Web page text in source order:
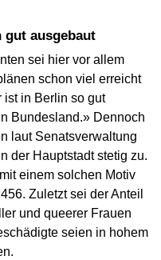
gut ausgebaut
sei hier vor allem
schon viel erreicht
ist in Berlin so gut
Bundesland.» Dennoch
laut Senatsverwaltung
der Hauptstadt stetig zu.
einem solchen Motiv
Zuletzt sei der Anteil
und queerer Frauen
seien in hohem